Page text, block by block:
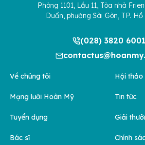
Phòng 1101, Lầu 11, Tòa nhà
Duẩn, phường Sài Gòn, TP. Hồ
(028) 3820 6001
Về chúng tôi
Mạng lưới Hoàn Mỹ
Tuyển dụng
Bác sĩ
Hội thảo
Tin tức
Giải
Chính